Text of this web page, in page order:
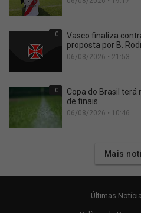
0
Vasco finaliza
proposta por B.
06/08/2026 • 21:53
0
Copa do Brasil terá
de finais
06/08/2026 • 10:46
Mais
Últimas